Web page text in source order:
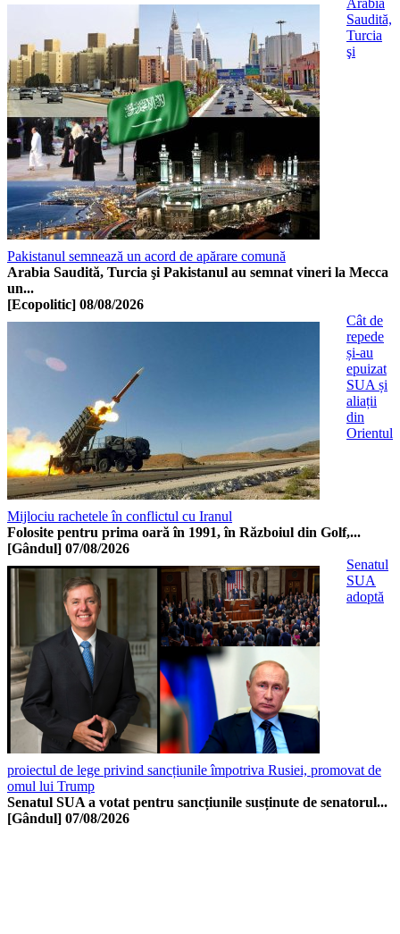
Saudită,
Turcia
şi
Pakistanul semnează un acord de apărare comună
Arabia Saudită, Turcia şi Pakistanul au semnat vineri la Mecca
un...
[Ecopolitic] 08/08/2026
Cât de
repede
și-au
epuizat
SUA și
aliații
din
Orientul
Mijlociu rachetele în conflictul cu Iranul
Folosite pentru prima oară în 1991, în Războiul din Golf,...
[Gândul] 07/08/2026
Senatul
SUA
adoptă
proiectul de lege privind sancțiunile împotriva Rusiei, promovat de
omul lui Trump
Senatul SUA a votat pentru sancțiunile susținute de senatorul...
[Gândul] 07/08/2026